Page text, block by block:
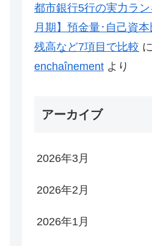
都市銀行5行の実力ラ
月期】預金量･自己資
残高など7項目で比較 に
enchaînement より
アーカイブ
2026年3月
2026年2月
2026年1月